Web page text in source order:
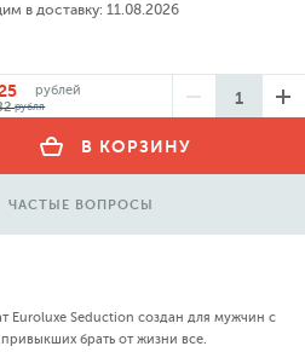
в доставку: 11.08.2026
рублей
рубля
В КОРЗИНУ
ЧАСТЫЕ ВОПРОСЫ
Euroluxe Seduction создан для мужчин с
брать от жизни все.